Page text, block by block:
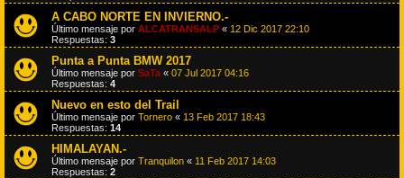
A CABO NORTE EN INVIERNO.-
Último mensaje por ALCATRANSALP « 12 Dic 2017 22:10
Respuestas: 3
Punta a Punta BMW 2017
Último mensaje por SaTa « 07 Jul 2017 04:16
Respuestas: 4
Nuevo en esto del Trail
Último mensaje por Tornero « 13 Feb 2017 18:43
Respuestas: 14
HIMALAYAN.-
Último mensaje por Tranquilon « 11 Feb 2017 14:03
Respuestas: 2